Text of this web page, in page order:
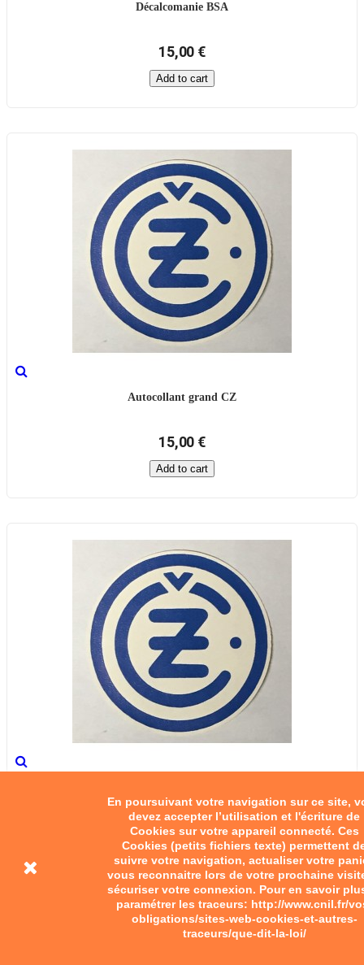
En poursuivant votre navigation sur ce site,
devez accepter l’utilisation et l'écriture de
Cookies sur votre appareil connecté. Ces
Cookies (petits fichiers texte) permettent
suivre votre navigation, actualiser votre
vous reconnaitre lors de votre prochaine
sécuriser votre connexion. Pour en savoir
paramétrer les traceurs: http://www.cnil.fr/
obligations/sites-web-cookies-et-autres-
traceurs/que-dit-la-loi/
Décalcomanie BSA
15,00 €
Add to cart
Autocollant grand CZ
15,00 €
Add to cart
15,00 €
Add to cart